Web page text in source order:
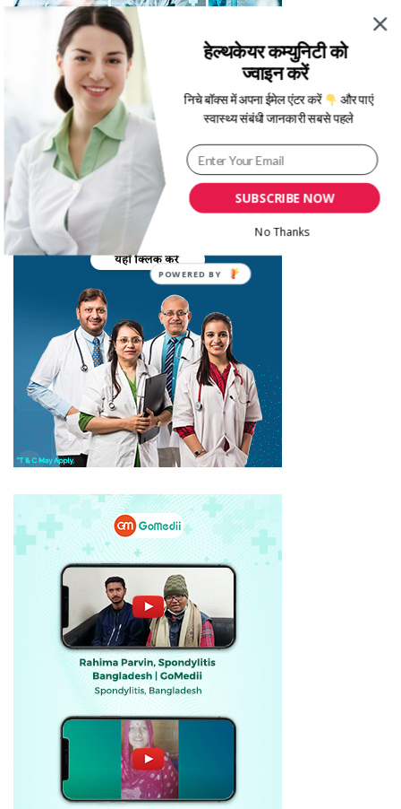
SUBSCRIBE NOW
हेल्थकेयर कम्युनिटी को
ज्वाइन करें
निचे बॉक्स में अपना ईमेल एंटर करें
और पाएं
स्वास्थ्य संबंधी जानकारी सबसे पहले
No Thanks
POWERED BY